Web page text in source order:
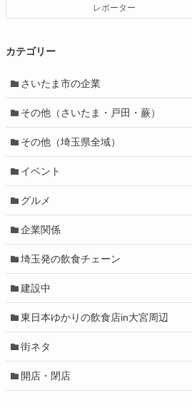
レポーター
カテゴリー
さいたま市の企業
その他（さいたま・戸田・蕨）
その他（埼玉県全域）
イベント
グルメ
企業関係
埼玉発の飲食チェーン
建設中
東日本ゆかりの飲食店in大宮周辺
街ネタ
開店・閉店